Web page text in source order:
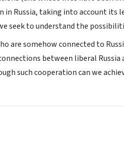
Russia, taking into account its
seek to understand the
are somehow connected to
between liberal
such cooperation can we